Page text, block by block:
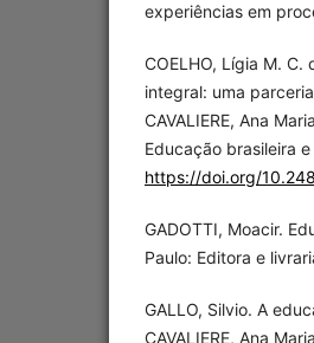
experiências em
COELHO, Lígia M.
integral: uma
CAVALIERE, Ana
Educação brasileira
https://doi.org/
GADOTTI, Moacir.
Paulo: Editora e
GALLO, Silvio. A
CAVALIERE, Ana